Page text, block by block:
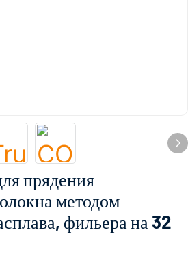
прядения
методом
фильера на 32